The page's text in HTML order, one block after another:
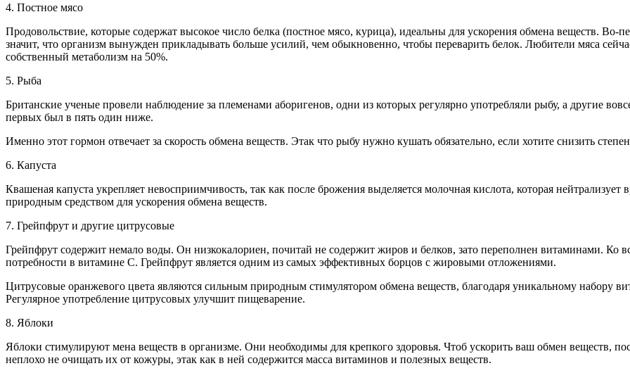
4. Постное мясо
Продовольствие, которые содержат высокое число белка (постное мясо, курица), идеальны для ускорения обмена веществ. Во-
значит, что организм вынужден прикладывать больше усилий, чем обыкновенно, чтобы переварить белок. Любители мяса
собственный метаболизм на 50%.
5. Рыба
Британские ученые провели наблюдение за племенами аборигенов, одни из которых регулярно употребляли рыбу, а другие
первых был в пять один ниже.
Именно этот гормон отвечает за скорость обмена веществ. Этак что рыбу нужно кушать обязательно, если хотите снизить
6. Капуста
Квашеная капуста укрепляет невосприимчивость, так как после брожения выделяется молочная кислота, которая
природным средством для ускорения обмена веществ.
7. Грейпфрут и другие цитрусовые
Грейпфрут содержит немало воды. Он низкокалориен, почитай не содержит жиров и белков, зато переполнен витаминами. Ко
потребности в витамине С. Грейпфрут является одним из самых эффективных борцов с жировыми отложениями.
Цитрусовые оранжевого цвета являются сильным природным стимулятором обмена веществ, благодаря уникальному набору
Регулярное употребление цитрусовых улучшит пищеварение.
8. Яблоки
Яблоки стимулируют мена веществ в организме. Они необходимы для крепкого здоровья. Чтоб ускорить ваш обмен веществ,
неплохо не очищать их от кожуры, этак как в ней содержится масса витаминов и полезных веществ.